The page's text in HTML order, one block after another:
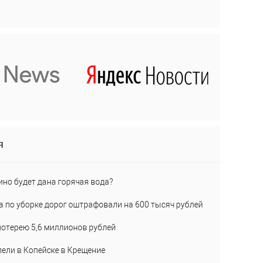
будет дана горячая вода?
по уборке дорог оштрафовали на 600 тысяч рублей
5,6 миллионов рублей
в Копейске в Крещение